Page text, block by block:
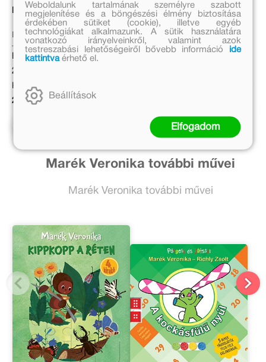
Hangkaland 3.
Kiss Rebeka
Eredeti ár:
2 999 Ft
Kötött ár:
2 699 Ft
Mancs Őrjárat – Kis
művészek színezőkönyve
Eredeti ár:
Marék Veronika további művei
Marék Veronika további művei
Weboldalunk tartalmának személyre szabott
megjelenítése és a böngészési élmény biztosítása
érdekében sütiket (cookie), illetve egyéb
technológiákat alkalmazunk. A sütik használatára
vonatkozó irányelveinkről, valamint azok
testreszabási lehetőségeiről bővebb információ
ide
kattintvaérhető el.
Beállítások
Elfogadom